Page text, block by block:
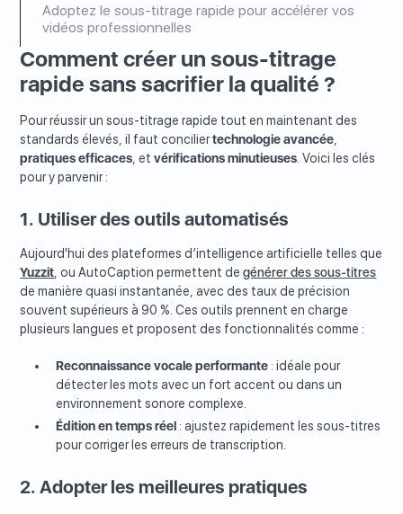
Adoptez le sous-titrage rapide pour accélérer vos
vidéos professionnelles
Comment créer un sous-titrage
rapide sans sacrifier la qualité ?
Pour réussir un sous-titrage rapide tout en maintenant des
standards élevés, il faut conciliertechnologie avancée
pratiques efficaces , etvérifications minutieuses . Voici les clés
pour y parvenir :
1. Utiliser des outils automatisés
Aujourd'hui des plateformes d’intelligence artificielle telles que
Yuzzit , ou AutoCaption permettent degénérer des sous-titres
de manière quasi instantanée, avec des taux de précision
souvent supérieurs à 90 %. Ces outils prennent en charge
plusieurs langues et proposent des fonctionnalités comme :
Reconnaissance vocale performante : idéale pour
détecter les mots avec un fort accent ou dans un
environnement sonore complexe.
Édition en temps réel : ajustez rapidement les sous-titres
pour corriger les erreurs de transcription.
2. Adopter les meilleures pratiques